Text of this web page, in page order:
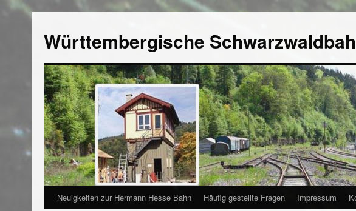
Württembergische
Neuigkeiten zur Hermann Hesse Bahn Häufig gestellte Fragen Impressum